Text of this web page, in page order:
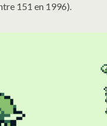
151 en 1996).